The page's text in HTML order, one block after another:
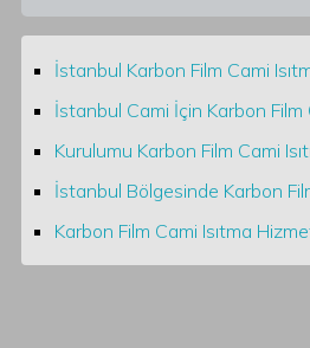
İstanbul Karbon Film Cami
İstanbul Cami İçin Karbon Film
Kurulumu Karbon Film Cami
İstanbul Bölgesinde Karbon
Karbon Film Cami Isıtma